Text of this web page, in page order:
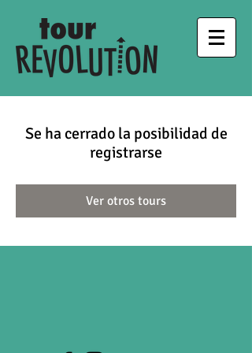
Se ha cerrado la posibilidad de
registrarse
Ver otros tours